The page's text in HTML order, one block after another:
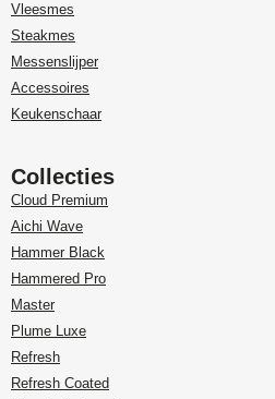
Vleesmes
Steakmes
Messenslijper
Accessoires
Keukenschaar
Collecties
Cloud Premium
Aichi Wave
Hammer Black
Hammered Pro
Master
Plume Luxe
Refresh
Refresh Coated